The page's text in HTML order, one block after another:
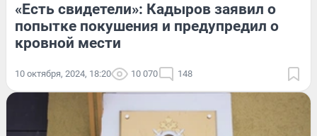
«Есть свидетели»: Кадыров заявил о
попытке покушения и предупредил о
кровной мести
10 октября, 2024, 18:20 10 070 148